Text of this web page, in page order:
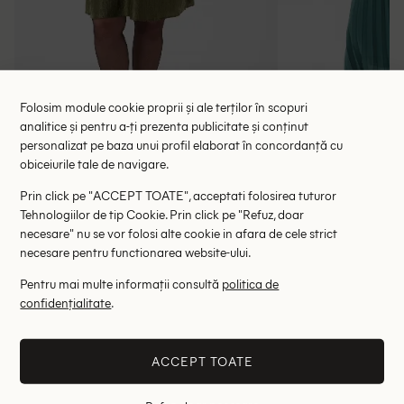
Rochie scurta Kaffe Curve, verde
RRP: 369.00 lei
50
Altii au fost interesati de
Folosim module cookie proprii și ale terților în scopuri
analitice și pentru a-ți prezenta publicitate și conținut
personalizat pe baza unui profil elaborat în concordanță cu
obiceiurile tale de navigare.
Prin click pe "ACCEPT TOATE", acceptati folosirea tuturor
Tehnologiilor de tip Cookie. Prin click pe "Refuz, doar
necesare" nu se vor folosi alte cookie in afara de cele strict
necesare pentru functionarea website-ului.
Pentru mai multe informații consultă politica de
confidențialitate.
ACCEPT TOATE